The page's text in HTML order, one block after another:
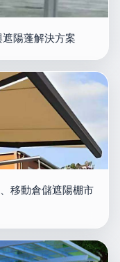
陽蓬解決方案
移動倉儲遮陽棚市